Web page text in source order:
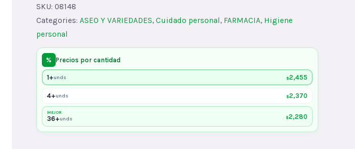
SKU: 08148
Categories: ASEO Y VARIEDADES, Cuidado personal, FARMACIA, Higiene
personal
% Precios por cantidad
1+unds $2,455
4+unds $2,370
MEJOR
36+unds $2,280